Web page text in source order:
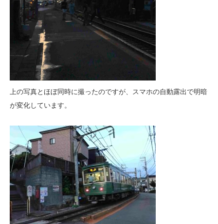
上の写真とほぼ同時に撮ったのですが、スマホの自動露出で明暗
が変化しています。